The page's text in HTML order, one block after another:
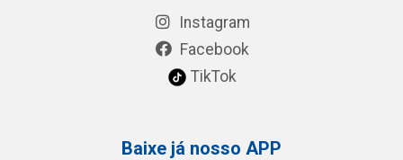
Instagram
Facebook
TikTok
Baixe já nosso APP